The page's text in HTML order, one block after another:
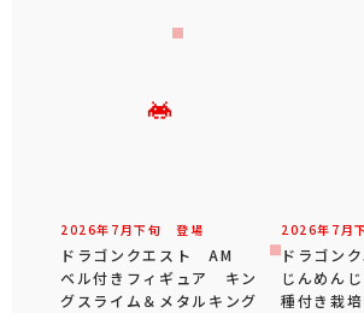
2026年 7 月下旬 登場
ドラゴンクエスト AM
ベル付きフィギュア キン
グスライム＆メタルキング
2026年 7 月
ドラゴン
じんめん
種付き栽